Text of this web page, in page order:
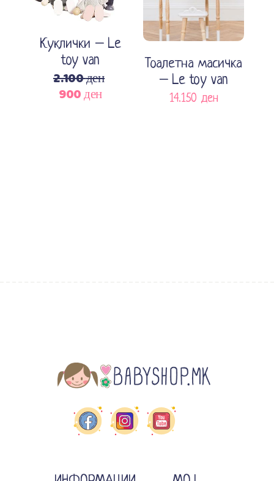
Куклички – Le
toy van
2.100ден
Original
900денCurrent
Тоалетна масичка
– Le toy van
14.150 ден